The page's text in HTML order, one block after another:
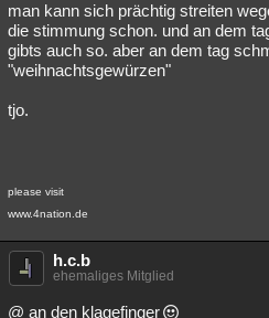
man kann sich prächtig streiten
die stimmung schon. und an dem
gibts auch so. aber an dem tag
"weihnachtsgewürzen"
tjo.
please visit
www.4nation.de
h.c.b
ehemaliges Mitglied
@ an den klagefinger